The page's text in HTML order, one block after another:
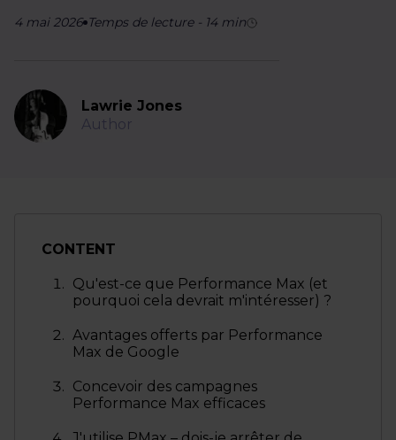
4 mai 2026 Temps de lecture- 14 min
Lawrie Jones
Author
CONTENT
Qu'est-ce que Performance Max (et
pourquoi cela devrait m'intéresser) ?
Avantages offerts par Performance
Max de Google
Concevoir des campagnes
Performance Max efficaces